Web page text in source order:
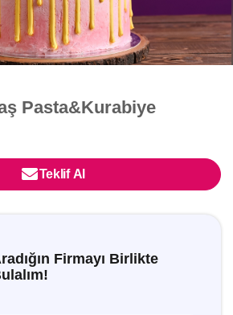
Pasta&Kurabiye
Teklif Al
Firmayı Birlikte